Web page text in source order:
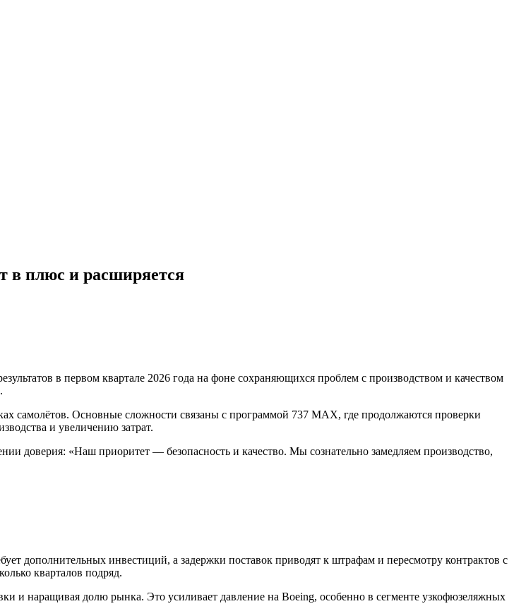
в плюс и расширяется
в первом квартале 2026 года на фоне сохраняющихся проблем с производством и качеством
самолётов. Основные сложности связаны с программой 737 MAX, где продолжаются проверки
и увеличению затрат.
доверия: «Наш приоритет — безопасность и качество. Мы сознательно замедляем производство,
дополнительных инвестиций, а задержки поставок приводят к штрафам и пересмотру контрактов с
кварталов подряд.
и наращивая долю рынка. Это усиливает давление на Boeing, особенно в сегменте узкофюзеляжных